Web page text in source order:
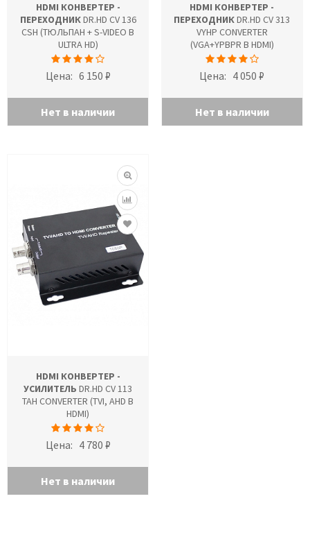
HDMI КОНВЕРТЕР -
ПЕРЕХОДНИКDR.HD CV 136
CSH (ТЮЛЬПАН + S-VIDEO В
ULTRA HD)
Цена: 6 150 ₽
Нет в наличии
HDMI КОНВЕРТЕР -
ПЕРЕХОДНИКDR.HD CV 313
VYHP CONVERTER
(VGA+YPBPR В HDMI)
Цена: 4 050 ₽
Нет в наличии
HDMI КОНВЕРТЕР -
УСИЛИТЕЛЬ DR.HD CV 113
TAH CONVERTER (TVI, AHD В
HDMI)
Цена: 4 780 ₽
Нет в наличии